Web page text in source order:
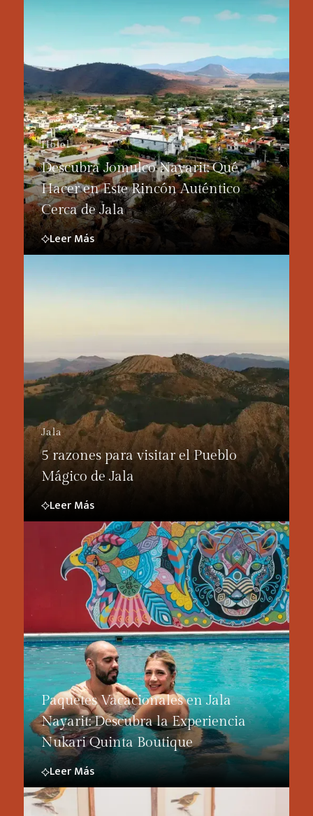
Hotel
Descubra Jomulco Nayarit: Qué
Hacer en Este Rincón Auténtico
Cerca de Jala
Leer Más
Jala
5 razones para visitar el Pueblo
Mágico de Jala
Leer Más
Paquetes Vacacionales en Jala
Nayarit: Descubra la Experiencia
Nukari Quinta Boutique
Leer Más